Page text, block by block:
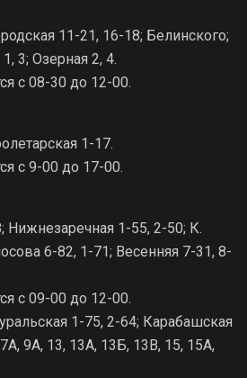
11-21, 16-18; Белинского;
3; Озерная 2, 4.
с 08-30 до 12-00.
1-17.
с 9-00 до 17-00.
Нижнезаречная 1-55, 2-50; К.
6-82, 1-71; Весенняя 7-31, 8-
с 09-00 до 12-00.
1-75, 2-64; Карабашская
9А, 13, 13А, 13Б, 13В, 15, 15А,